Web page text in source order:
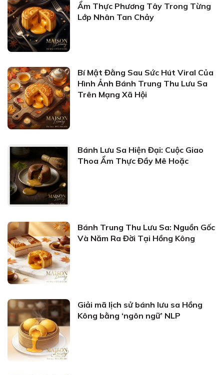
Ẩm Thực Phương Tây Trong Từng
Lớp Nhân Tan Chảy
Bí Mật Đằng Sau Sức Hút Viral Của
Hình Ảnh Bánh Trung Thu Lưu Sa
Trên Mạng Xã Hội
Bánh Lưu Sa Hiện Đại: Cuộc Giao
Thoa Ẩm Thực Đầy Mê Hoặc
Bánh Trung Thu Lưu Sa: Nguồn Gốc
Và Năm Ra Đời Tại Hồng Kông
Giải mã lịch sử bánh lưu sa Hồng
Kông bằng ‘ngôn ngữ’ NLP